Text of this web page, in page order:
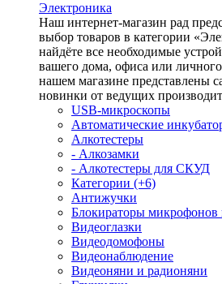
Электроника
Наш интернет-магазин рад
выбор товаров в категории
найдёте все необходимые
вашего дома, офиса или
нашем магазине представлены
новинки от ведущих
USB-микроскопы
Автоматические
Алкотестеры
- Алкозамки
- Алкотестеры для СКУД
Категории (+6)
Антижучки
Блокираторы микрофонов
Видеоглазки
Видеодомофоны
Видеонаблюдение
Видеоняни и радионяни